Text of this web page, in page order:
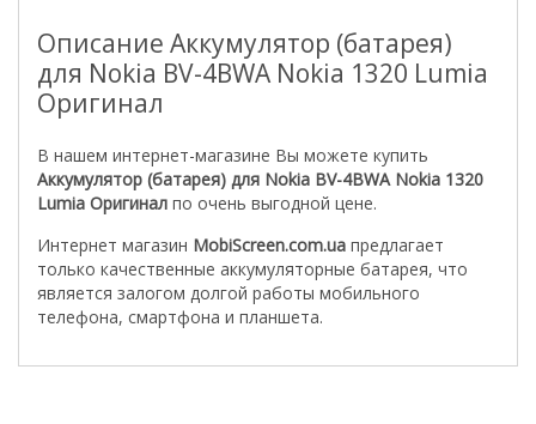
Описание Аккумулятор (батарея)
для Nokia BV-4BWA Nokia 1320 Lumia
Оригинал
В нашем интернет-магазине Вы можете купить
Аккумулятор (батарея) для Nokia BV-4BWA Nokia 1320
Lumia Оригинал по очень выгодной цене.
Интернет магазин MobiScreen.com.ua предлагает
только качественные аккумуляторные батарея, что
является залогом долгой работы мобильного
телефона, смартфона и планшета.